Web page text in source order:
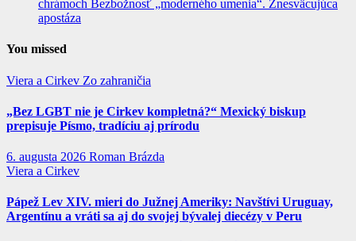
chrámoch Bezbožnosť „moderného umenia“. Znesväcujúca
apostáza
You missed
Viera a Cirkev Zo zahraničia
„Bez LGBT nie je Cirkev kompletná?“ Mexický biskup
prepisuje Písmo, tradíciu aj prírodu
6. augusta 2026 Roman Brázda
Viera a Cirkev
Pápež Lev XIV. mieri do Južnej Ameriky: Navštívi Uruguay,
Argentínu a vráti sa aj do svojej bývalej diecézy v Peru